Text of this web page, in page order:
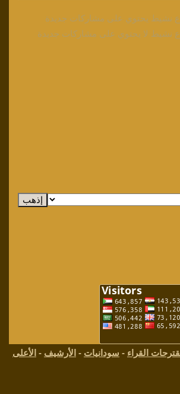
نشيط يحتوي على مشاركات جديدة
نشيط لا يحتوي على مشاركات جديدة
القراء - سودانيات - الأرشيف - الأعلى